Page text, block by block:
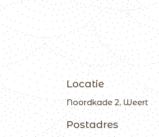
Locatie
Noordkade 2, Weert
Postadres